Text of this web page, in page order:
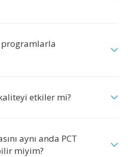
programlarla
etkiler mi?
aynı anda PCT
miyim?